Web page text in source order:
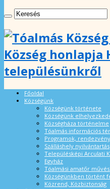
Község
településünkről
Főoldal
Községünk
Községünk története
Községünk
Községháza történelme
Tóalmás információs
Programok,
Szálláshely nyilvántartás
Településképi Arculati
Egyház
Tóalmási amatőr
Községünkben történt
Közrend, Közbiztonság